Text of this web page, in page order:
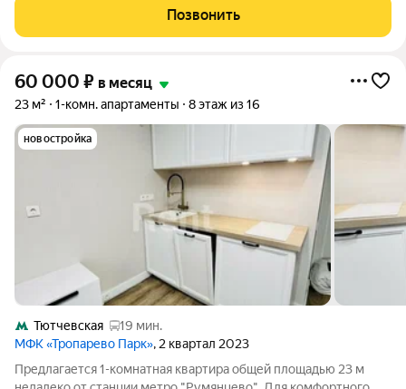
ремонтом в любимом ЗАО. В квартире: большая кухня-
гостиная 14 м, спальня 15 м,
Позвонить
60 000 ₽ в месяц
23 м² 1-комн. апартаменты 8 этаж из 16
новостройка
Тютчевская
19 мин.
МФК «Тропарево Парк», 2 квартал 2023
Предлагается 1-комнатная квартира общей площадью 23 м